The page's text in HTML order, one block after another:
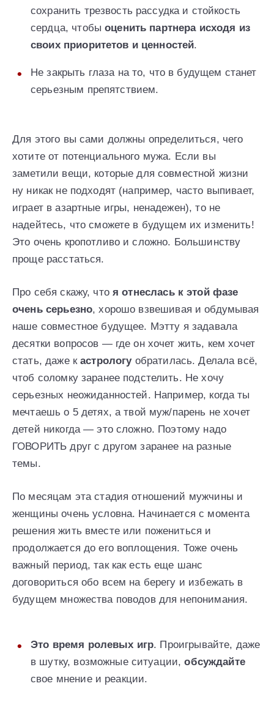
сохранить трезвость рассудка и стойкость
сердца, чтобыоценить партнера исходя из
своих приоритетов и ценностей.
Не закрыть глаза на то, что в будущем станет
серьезным препятствием.
Для этого вы сами должны определиться, чего
хотите от потенциального мужа. Если вы
заметили вещи, которые для совместной жизни
ну никак не подходят (например, часто выпивает,
играет в азартные игры, ненадежен), то не
надейтесь, что сможете в будущем их изменить!
Это очень кропотливо и сложно. Большинству
проще расстаться.
Про себя скажу, что я отнеслась к этой фазе
очень серьезно, хорошо взвешивая и обдумывая
наше совместное будущее. Мэтту я задавала
десятки вопросов — где он хочет жить, кем хочет
стать, даже кастрологуобратилась. Делала всё,
чтоб соломку заранее подстелить. Не хочу
серьезных неожиданностей. Например, когда ты
мечтаешь о 5 детях, а твой муж/парень не хочет
детей никогда — это сложно. Поэтому надо
ГОВОРИТЬ друг с другом заранее на разные
темы.
По месяцам эта стадия отношений мужчины и
женщины очень условна. Начинается с момента
решения жить вместе или пожениться и
продолжается до его воплощения. Тоже очень
важный период, так как есть еще шанс
договориться обо всем на берегу и избежать в
будущем множества поводов для непонимания.
Это время ролевых игр. Проигрывайте, даже
в шутку, возможные ситуации,обсуждайте
свое мнение и реакции.